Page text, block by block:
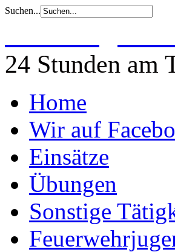
Suchen...
24 Stunden am
Home
Wir auf
Einsätze
Übungen
Sonstige